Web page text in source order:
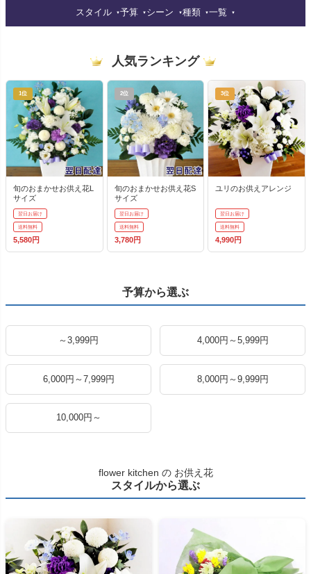
スタイル 予算 シーン 種類 一覧
人気ランキング
1位
旬のおまかせお供え花L
サイズ
翌日お届け
送料無料
5,580円
2位
旬のおまかせお供え花S
サイズ
翌日お届け
送料無料
3,780円
3位
ユリのお供えアレンジ
翌日お届け
送料無料
4,990円
予算から選ぶ
～3,999円 4,000円～5,999円
6,000円～7,999円 8,000円～9,999円
10,000円～
flower kitchen の お供え花
スタイルから選ぶ